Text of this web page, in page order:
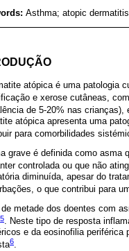
Asthma; atopic
atópica é uma patologia
e xerose cutâneas,
de 5-20% nas
atópica apresenta uma
para comorbilidades
grave é definida como asma
controlada ou que não
diminuída, apesar do
o que contribui para
metade dos doentes com
5. Neste tipo de resposta
e da eosinofilia periférica
6.